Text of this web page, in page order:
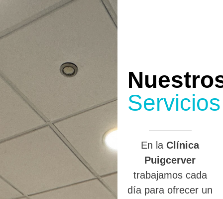
Servicios
En laClínica
Puigcerver
trabajamos cada
día para ofrecer un